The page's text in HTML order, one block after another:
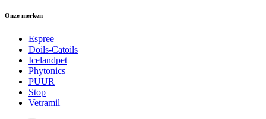
Onze merken
Espree
Doils-Catoils
Icelandpet
Phytonics
PUUR
Stop
Vetramil